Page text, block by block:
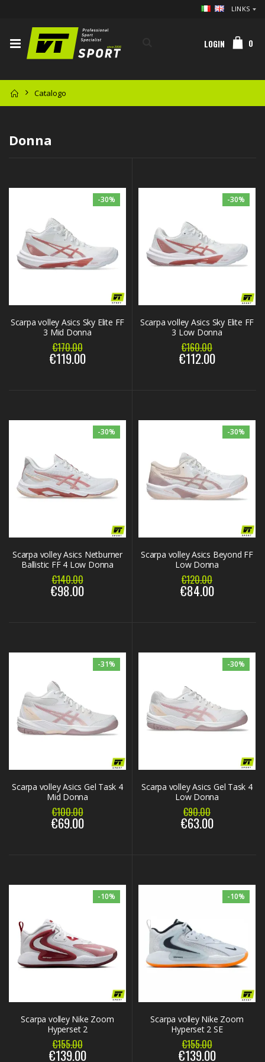
LINKS
LOGIN 0
Catalogo
Donna
-30%
Scarpa volley Asics Sky Elite FF
3 Mid Donna
€170.00
€119.00
-30%
Scarpa volley Asics Sky Elite FF
3 Low Donna
€160.00
€112.00
-30%
Scarpa volley Asics Netburner
Ballistic FF 4 Low Donna
€140.00
€98.00
-30%
Scarpa volley Asics Beyond FF
Low Donna
€120.00
€84.00
-31%
Scarpa volley Asics Gel Task 4
Mid Donna
€100.00
€69.00
-30%
Scarpa volley Asics Gel Task 4
Low Donna
€90.00
€63.00
-10%
Scarpa volley Nike Zoom
Hyperset 2
€155.00
€139.00
-10%
Scarpa volley Nike Zoom
Hyperset 2 SE
€155.00
€139.00